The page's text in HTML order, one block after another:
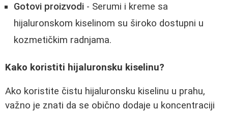
Gotovi proizvodi - Serumi i kreme sa
hijaluronskom kiselinom su široko dostupni u
kozmetičkim radnjama.
Kako koristiti hijaluronsku kiselinu?
Ako koristite čistu hijaluronsku kiselinu u prahu,
važno je znati da se obično dodaje u koncentraciji